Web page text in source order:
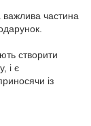
важлива частина
створити
і є
із